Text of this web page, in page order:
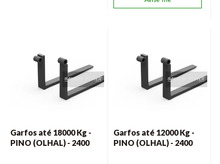
Garfos até 18000 Kg -
PINO (OLHAL) - 2400
Garfos até 12000 Kg -
PINO (OLHAL) - 2400